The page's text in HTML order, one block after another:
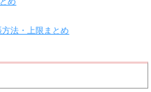
法・上限まとめ